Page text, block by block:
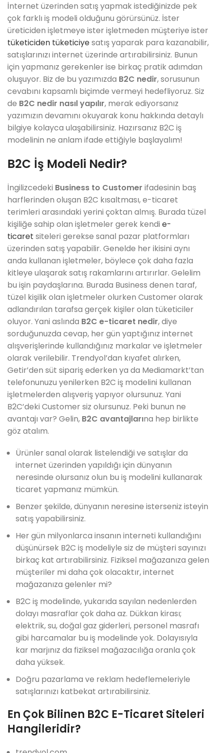
İnternet üzerinden satış yapmak istediğinizde pek
çok farklı iş modeli olduğunu görürsünüz. İster
üreticiden işletmeye ister işletmeden müşteriye ister
tüketiciden tüketiciyesatış yaparak para kazanabilir,
satışlarınızı internet üzerinde artırabilirsiniz. Bunun
için yapmanız gerekenler ise birkaç pratik adımdan
oluşuyor. Biz de bu yazımızda B2C nedir, sorusunun
cevabını kapsamlı biçimde vermeyi hedefliyoruz. Siz
de B2C nedir nasıl yapılır, merak ediyorsanız
yazımızın devamını okuyarak konu hakkında detaylı
bilgiye kolayca ulaşabilirsiniz. Hazırsanız B2C iş
modelinin ne anlam ifade ettiğiyle başlayalım!
B2C İş Modeli Nedir?
İngilizcedeki Business to Customer ifadesinin baş
harflerinden oluşan B2C kısaltması, e-ticaret
terimleri arasındaki yerini çoktan almış. Burada tüzel
kişiliğe sahip olan işletmeler gerek kendi e-
ticaret siteleri gerekse sanal pazar platformları
üzerinden satış yapabilir. Genelde her ikisini aynı
anda kullanan işletmeler, böylece çok daha fazla
kitleye ulaşarak satış rakamlarını artırırlar. Gelelim
bu işin paydaşlarına. Burada Business denen taraf,
tüzel kişilik olan işletmeler olurken Customer olarak
adlandırılan tarafsa gerçek kişiler olan tüketiciler
oluyor. Yani aslında B2C e-ticaret nedir, diye
sorduğunuzda cevap, her gün yaptığınız internet
alışverişlerinde kullandığınız markalar ve işletmeler
olarak verilebilir. Trendyol’dan kıyafet alırken,
Getir’den süt sipariş ederken ya da Mediamarkt’tan
telefonunuzu yenilerken B2C iş modelini kullanan
işletmelerden alışveriş yapıyor olursunuz. Yani
B2C’deki Customer siz olursunuz. Peki bunun ne
avantajı var? Gelin, B2C avantajlarına hep birlikte
göz atalım.
Ürünler sanal olarak listelendiği ve satışlar da
internet üzerinden yapıldığı için dünyanın
neresinde olursanız olun bu iş modelini kullanarak
ticaret yapmanız mümkün.
Benzer şekilde, dünyanın neresine isterseniz isteyin
satış yapabilirsiniz.
Her gün milyonlarca insanın interneti kullandığını
düşünürsek B2C iş modeliyle siz de müşteri sayınızı
birkaç kat artırabilirsiniz. Fiziksel mağazanıza gelen
müşteriler mi daha çok olacaktır, internet
mağazanıza gelenler mi?
B2C iş modelinde, yukarıda sayılan nedenlerden
dolayı masraflar çok daha az. Dükkan kirası;
elektrik, su, doğal gaz giderleri, personel masrafı
gibi harcamalar bu iş modelinde yok. Dolayısıyla
kar marjınız da fiziksel mağazacılığa oranla çok
daha yüksek.
Doğru pazarlama ve reklam hedeflemeleriyle
satışlarınızı katbekat artırabilirsiniz.
En Çok Bilinen B2C E-Ticaret Siteleri
Hangileridir?